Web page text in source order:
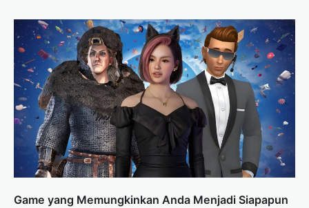
Game yang Memungkinkan Anda Menjadi Siapapun